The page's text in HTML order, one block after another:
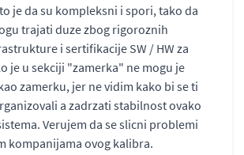
je da su kompleksni i spori, tako da
trajati duze zbog rigoroznih
i sertifikacije SW / HW za
je u sekciji "zamerka" ne mogu je
zamerku, jer ne vidim kako bi se ti
a zadrzati stabilnost ovako
Verujem da se slicni problemi
kompanijama ovog kalibra.